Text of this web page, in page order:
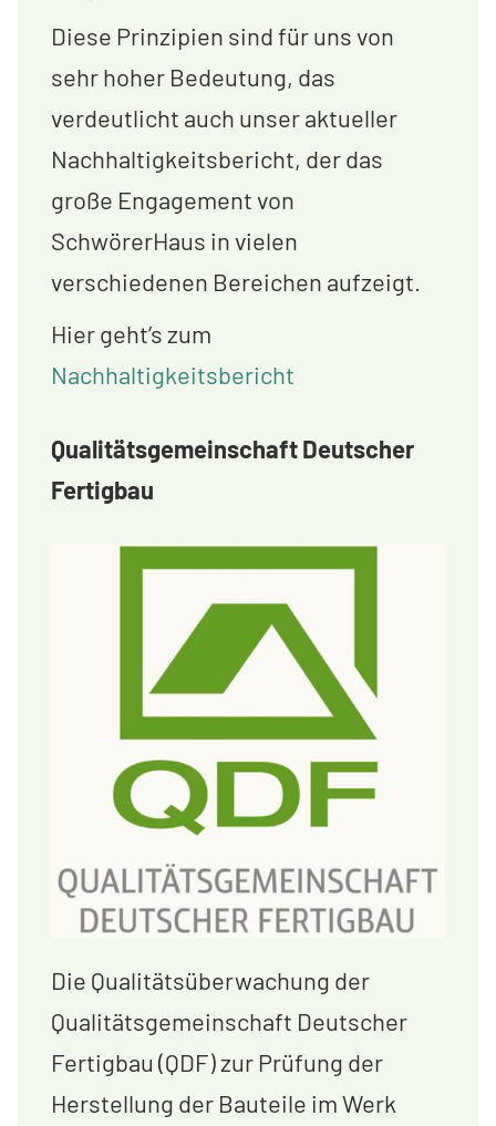
Diese Prinzipien sind für uns von
sehr hoher Bedeutung, das
verdeutlicht auch unser aktueller
Nachhaltigkeitsbericht, der das
große Engagement von
SchwörerHaus in vielen
verschiedenen Bereichen aufzeigt.
Hier geht’s zum
Nachhaltigkeitsbericht
Qualitätsgemeinschaft Deutscher
Fertigbau
Die Qualitätsüberwachung der
Qualitätsgemeinschaft Deutscher
Fertigbau (QDF) zur Prüfung der
Herstellung der Bauteile im Werk